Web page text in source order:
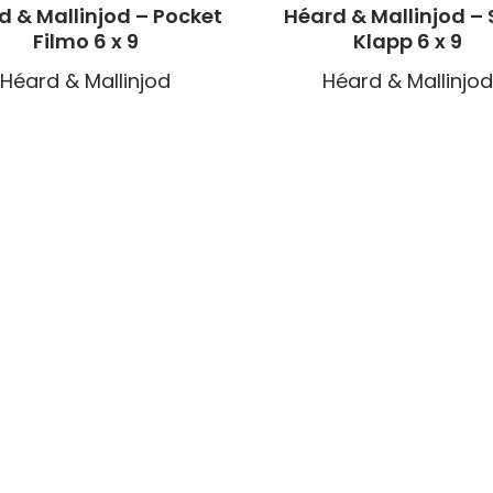
& Mallinjod – Pocket
Filmo 6 x 9
Héard & Mallinjod
Héard & Mallinjod‎ –
Klapp 6 x 9
Héard & Mallinjod